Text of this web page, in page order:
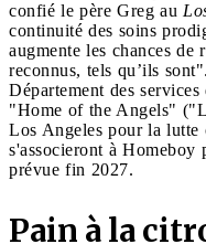
confié le père Greg au
continuité des soins
augmente les chances
reconnus, tels qu’ils
Département des
"Home of the Angels"
Los Angeles pour la lutte
s'associeront à Homeboy
prévue fin 2027.
Pain à la